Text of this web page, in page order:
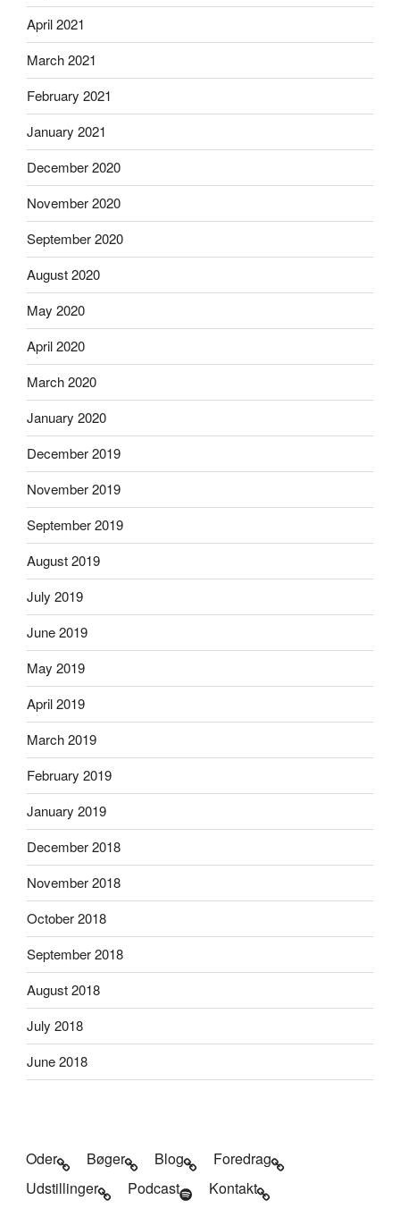
April 2021
March 2021
February 2021
January 2021
December 2020
November 2020
September 2020
August 2020
May 2020
April 2020
March 2020
January 2020
December 2019
November 2019
September 2019
August 2019
July 2019
June 2019
May 2019
April 2019
March 2019
February 2019
January 2019
December 2018
November 2018
October 2018
September 2018
August 2018
July 2018
June 2018
Oder Bøger Blog
Foredrag
Udstillinger
Podcast Kontakt